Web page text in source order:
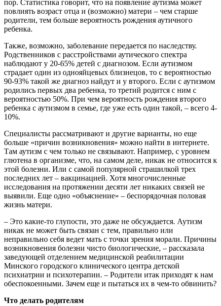
пор. Статистика говорит, что на появление аутизма может
повлиять возраст отца и (возможно) матери – чем старше
родители, тем больше вероятность рождения аутичного
ребенка.
Также, возможно, заболевание передается по наследству.
Родственников с расстройствами аутического спектра
наблюдают у 20-65% детей с диагнозом. Если аутизмом
страдает один из однояйцевых близнецов, то с вероятностью
90-93% такой же диагноз найдут и у второго. Если с аутизмом
родились первых два ребенка, то третий родится с ним с
вероятностью 50%. При чем вероятность рождения второго
ребенка с аутизмом в семье, где уже есть один такой, – всего 4-
10%.
Специалисты рассматривают и другие варианты, но еще
больше «причин возникновения» можно найти в интернете.
Там аутизм с чем только не связывают. Например, с уровнем
глютена в организме, что, на самом деле, никак не относится к
этой болезни. Или с самой популярной страшилкой трех
последних лет – вакцинацией. Хотя многочисленные
исследования на протяжении десяти лет никаких связей не
выявили. Еще одно «объяснение» – беспорядочная половая
жизнь матери.
– Это какие-то глупости, это даже не обсуждается. Аутизм
никак не может быть связан с тем, правильно или
неправильно себя ведет мать с точки зрения морали. Причины
возникновения болезни чисто биологические, – рассказала
заведующей отделением медицинской реабилитации
Минского городского клинического центра детской
психиатрии и психотерапии. – Родители итак приходят к нам
обеспокоенными. Зачем еще и пытаться их в чем-то обвинить?
Что делать родителям